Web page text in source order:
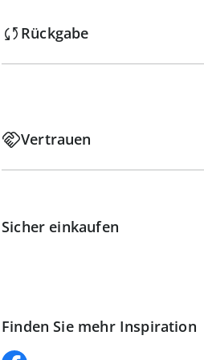
Rückgabe
Vertrauen
Sicher einkaufen
Finden Sie mehr Inspiration